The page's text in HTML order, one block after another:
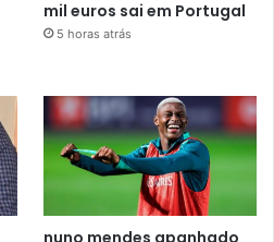
mil euros sai em Portugal
5 horas atrás